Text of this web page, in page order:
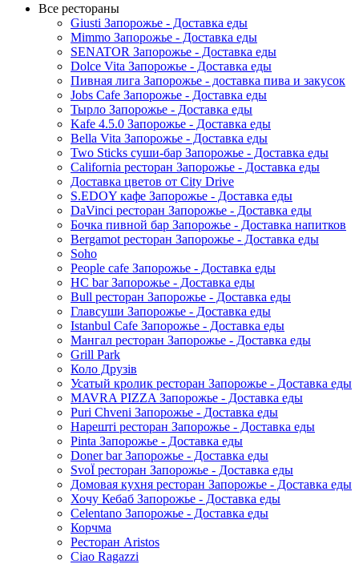
Все рестораны
Giusti Запорожье - Доставка еды
Mimmo Запорожье - Доставка еды
SENATOR Запорожье - Доставка еды
Dolce Vita Запорожье - Доставка еды
Пивная лига Запорожье - доставка пива и закусок
Jobs Cafe Запорожье - Доставка еды
Тырло Запорожье - Доставка еды
Kafe 4.5.0 Запорожье - Доставка еды
Bella Vita Запорожье - Доставка еды
Two Sticks суши-бар Запорожье - Доставка еды
California ресторан Запорожье - Доставка еды
Доставка цветов от City Drive
S.EDOY кафе Запорожье - Доставка еды
DaVinci ресторан Запорожье - Доставка еды
Бочка пивной бар Запорожье - Доставка напитков
Bergamot ресторан Запорожье - Доставка еды
Soho
People cafe Запорожье - Доставка еды
HC bar Запорожье - Доставка еды
Bull ресторан Запорожье - Доставка еды
Главсуши Запорожье - Доставка еды
Istanbul Cafe Запорожье - Доставка еды
Мангал ресторан Запорожье - Доставка еды
Grill Park
Коло Друзів
Усатый кролик ресторан Запорожье - Доставка еды
MAVRA PIZZA Запорожье - Доставка еды
Puri Chveni Запорожье - Доставка еды
Нарешті ресторан Запорожье - Доставка еды
Pinta Запорожье - Доставка еды
Doner bar Запорожье - Доставка еды
SvoЇ ресторан Запорожье - Доставка еды
Домовая кухня ресторан Запорожье - Доставка еды
Хочу Кебаб Запорожье - Доставка еды
Celentano Запорожье - Доставка еды
Корчма
Ресторан Aristos
Ciao Ragazzi